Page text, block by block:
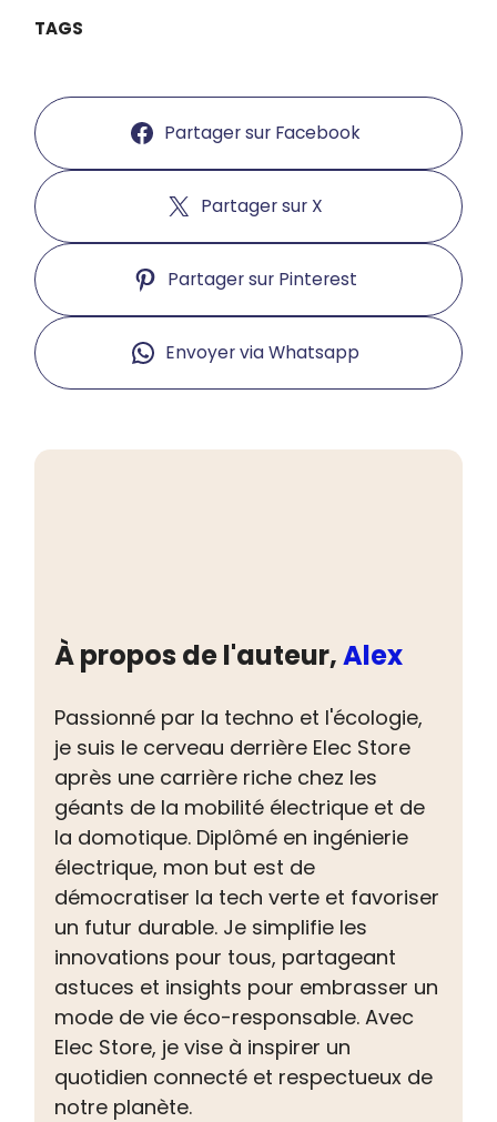
TAGS
Partager sur Facebook
Partager sur X
Partager sur Pinterest
Envoyer via Whatsapp
À propos de l'auteur,Alex
Passionné par la techno et l'écologie,
je suis le cerveau derrière Elec Store
après une carrière riche chez les
géants de la mobilité électrique et de
la domotique. Diplômé en ingénierie
électrique, mon but est de
démocratiser la tech verte et favoriser
un futur durable. Je simplifie les
innovations pour tous, partageant
astuces et insights pour embrasser un
mode de vie éco-responsable. Avec
Elec Store, je vise à inspirer un
quotidien connecté et respectueux de
notre planète.